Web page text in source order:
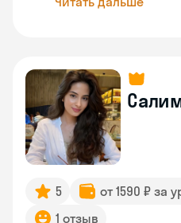
5 от 1590 ₽ за
1 отзыв